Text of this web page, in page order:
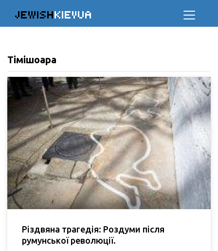
JEWISHKIEVUA
Тімішоара
Різдвяна трагедія: Роздуми після
румунської революції.